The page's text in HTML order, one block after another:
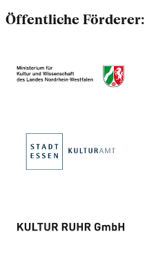
Öffentliche Förderer: